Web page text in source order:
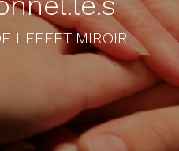
L'EFFET MIROIR